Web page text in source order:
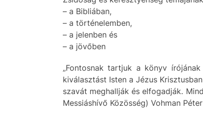
– a Bibliában,
– a történelemben,
– a jelenben és
– a jövőben
„Fontosnak tartjuk a könyv
kiválasztást Isten a Jézus
szavát meghallják és elfogadják.
Messiáshívő Közösség) Vohman